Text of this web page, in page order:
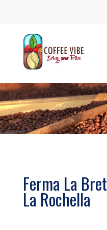
Ferma La
La Rochella